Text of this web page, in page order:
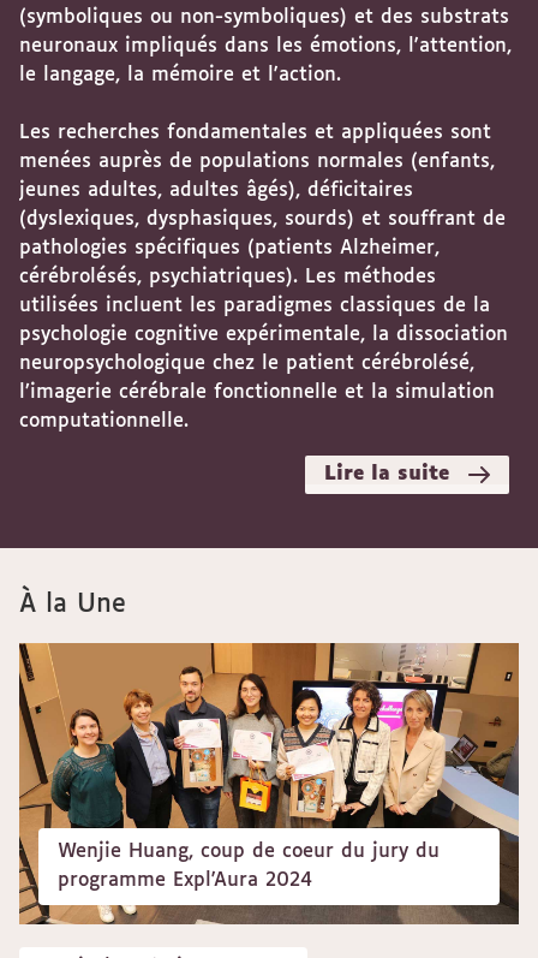
(symboliques ou non-symboliques) et des substrats
neuronaux impliqués dans les émotions, l'attention,
le langage, la mémoire et l'action.
Les recherches fondamentales et appliquées sont
menées auprès de populations normales (enfants,
jeunes adultes, adultes âgés), déficitaires
(dyslexiques, dysphasiques, sourds) et souffrant de
pathologies spécifiques (patients Alzheimer,
cérébrolésés, psychiatriques). Les méthodes
utilisées incluent les paradigmes classiques de la
psychologie cognitive expérimentale, la dissociation
neuropsychologique chez le patient cérébrolésé,
l’imagerie cérébrale fonctionnelle et la simulation
computationnelle.
Lire la suite
À la Une
Wenjie Huang, coup de coeur du jury du
programme Expl'Aura 2024